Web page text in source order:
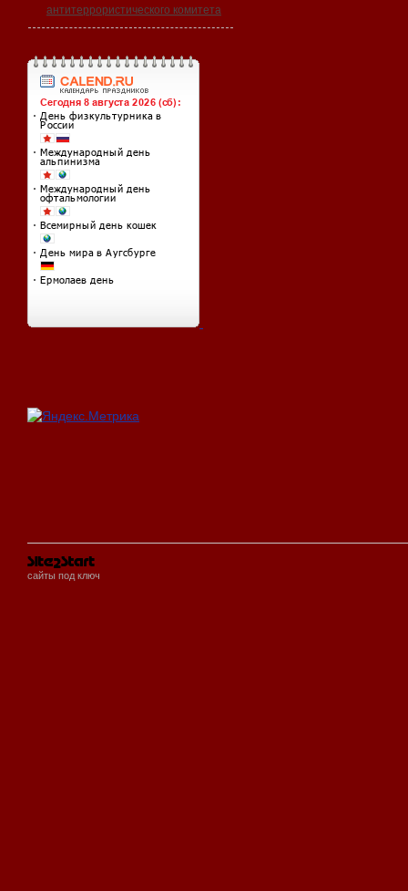
антитеррористического комитета
сайты под ключ